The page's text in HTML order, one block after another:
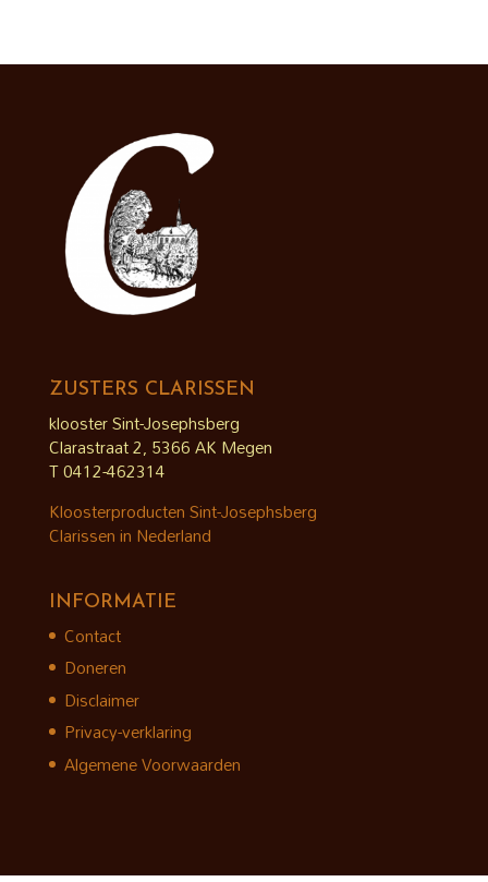
ZUSTERS CLARISSEN
klooster Sint-Josephsberg
Clarastraat 2, 5366 AK Megen
T 0412-462314
Kloosterproducten Sint-Josephsberg
Clarissen in Nederland
INFORMATIE
Contact
Doneren
Disclaimer
Privacy-verklaring
Algemene Voorwaarden